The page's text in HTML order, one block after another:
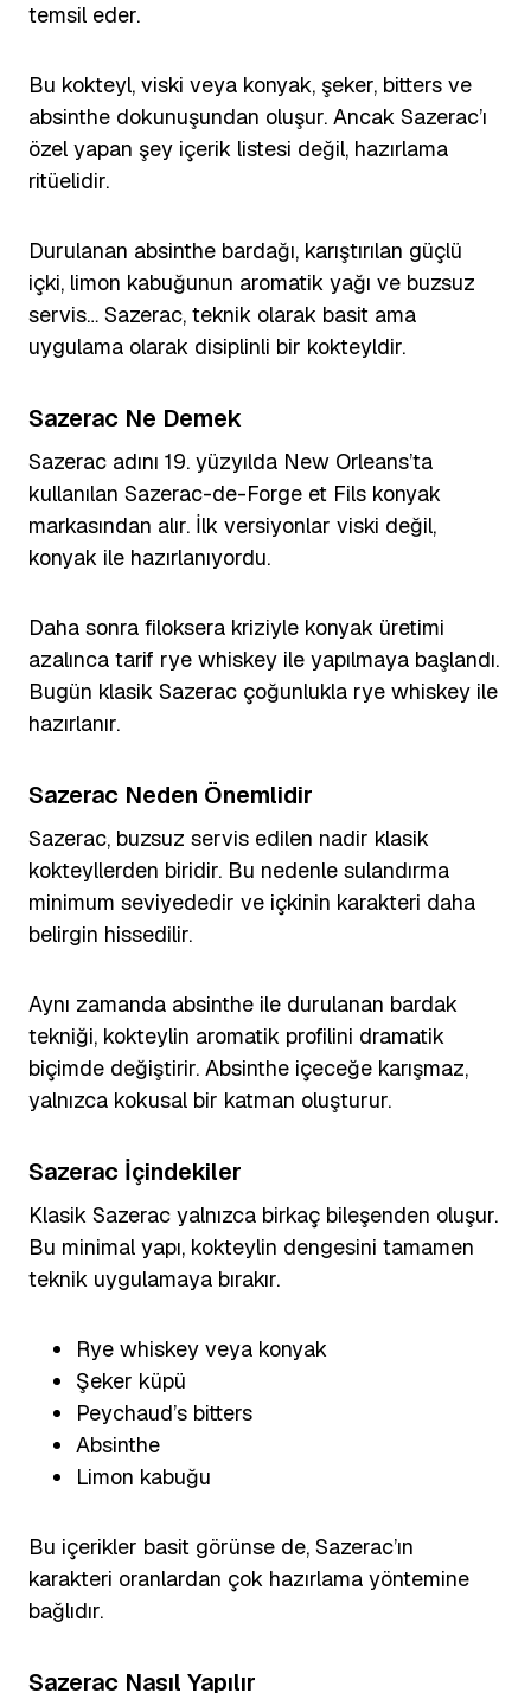
temsil eder.
Bu kokteyl, viski veya konyak, şeker, bitters ve
absinthe dokunuşundan oluşur. Ancak Sazerac’ı
özel yapan şey içerik listesi değil, hazırlama
ritüelidir.
Durulanan absinthe bardağı, karıştırılan güçlü
içki, limon kabuğunun aromatik yağı ve buzsuz
servis… Sazerac, teknik olarak basit ama
uygulama olarak disiplinli bir kokteyldir.
Sazerac Ne Demek
Sazerac adını 19. yüzyılda New Orleans’ta
kullanılan Sazerac-de-Forge et Fils konyak
markasından alır. İlk versiyonlar viski değil,
konyak ile hazırlanıyordu.
Daha sonra filoksera kriziyle konyak üretimi
azalınca tarif rye whiskey ile yapılmaya başlandı.
Bugün klasik Sazerac çoğunlukla rye whiskey ile
hazırlanır.
Sazerac Neden Önemlidir
Sazerac, buzsuz servis edilen nadir klasik
kokteyllerden biridir. Bu nedenle sulandırma
minimum seviyededir ve içkinin karakteri daha
belirgin hissedilir.
Aynı zamanda absinthe ile durulanan bardak
tekniği, kokteylin aromatik profilini dramatik
biçimde değiştirir. Absinthe içeceğe karışmaz,
yalnızca kokusal bir katman oluşturur.
Sazerac İçindekiler
Klasik Sazerac yalnızca birkaç bileşenden oluşur.
Bu minimal yapı, kokteylin dengesini tamamen
teknik uygulamaya bırakır.
Rye whiskey veya konyak
Şeker küpü
Peychaud’s bitters
Absinthe
Limon kabuğu
Bu içerikler basit görünse de, Sazerac’ın
karakteri oranlardan çok hazırlama yöntemine
bağlıdır.
Sazerac Nasıl Yapılır